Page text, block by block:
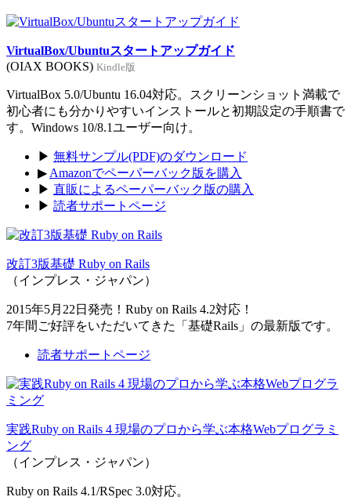
VirtualBox/Ubuntuスタートアップガイド
(OIAX BOOKS) Kindle版
VirtualBox 5.0/Ubuntu 16.04対応。スクリーンショット満載で
初心者にも分かりやすいインストールと初期設定の手順書で
す。Windows 10/8.1ユーザー向け。
▶ 無料サンプル(PDF)のダウンロード
▶ Amazonでペーパーバック版を購入
▶ 直販によるペーパーバック版の購入
▶ 読者サポートページ
改訂3版基礎 Ruby on Rails
（インプレス・ジャパン）
2015年5月22日発売！Ruby on Rails 4.2対応！
7年間ご好評をいただいてきた「基礎Rails」の最新版です。
読者サポートページ
実践Ruby on Rails 4 現場のプロから学ぶ本格Webプログラミ
ング
（インプレス・ジャパン）
Ruby on Rails 4.1/RSpec 3.0対応。